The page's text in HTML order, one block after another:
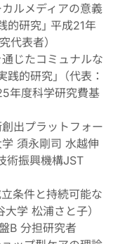
ルメディアの意義
的研究｣ 平成21年
代表者）
じたコミュナルな
的研究｣（代表：
年度科学研究費基
出プラットフォー
須永剛司 水越伸
術振興機構JST
条件と持続可能な
学 松浦さと子）
B 分担研究者